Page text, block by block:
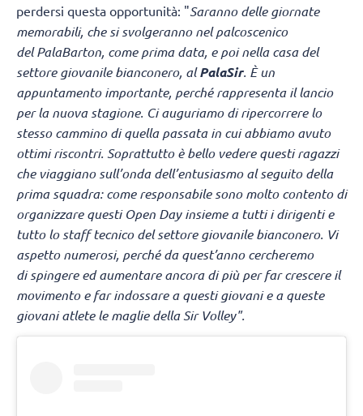
perdersi questa opportunità: "Saranno delle giornate
memorabili, che si svolgeranno nel palcoscenico
del PalaBarton, come prima data, e poi nella casa del
settore giovanile bianconero, alPalaSir. È un
appuntamento importante, perché rappresenta il lancio
per la nuova stagione. Ci auguriamo di ripercorrere lo
stesso cammino di quella passata in cui abbiamo avuto
ottimi riscontri. Soprattutto è bello vedere questi ragazzi
che viaggiano sull’onda dell’entusiasmo al seguito della
prima squadra: come responsabile sono molto contento di
organizzare questi Open Day insieme a tutti i dirigenti e
tutto lo staff tecnico del settore giovanile bianconero. Vi
aspetto numerosi, perché da quest’anno cercheremo
di spingere ed aumentare ancora di più per far crescere il
movimento e far indossare a questi giovani e a queste
giovani atlete le maglie della Sir Volley".